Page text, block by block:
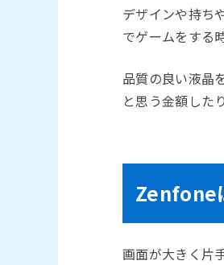
デザインや持ち
でゲームをする
品質の良い液晶
と思う金額した
Zenfone
画面が大きく片